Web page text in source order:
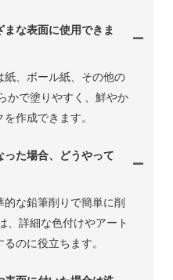
まな表面に使用できま
、ボール紙、その他の
かで塗りやすく、鮮やか
作成できます。
った場合、どうやって
な鉛筆削りで簡単に削
、詳細な色付けやアート
のに役立ちます。